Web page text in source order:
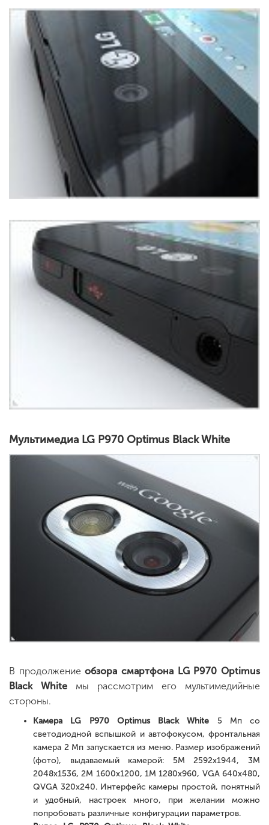
Мультимедиа LG P970 Optimus Black White
В продолжениеобзора смартфона LG P970 Optimus
Black White мы рассмотрим его мультимедийные
стороны.
Камера LG P970 Optimus Black White 5 Мп со
светодиодной вспышкой и автофокусом, фронтальная
камера 2 Мп запускается из меню. Размер изображений
(фото), выдаваемый камерой: 5M 2592x1944, 3M
2048x1536, 2M 1600x1200, 1M 1280x960, VGA 640x480,
QVGA 320x240. Интерфейс камеры простой, понятный
и удобный, настроек много, при желании можно
попробовать различные конфигурации параметров.